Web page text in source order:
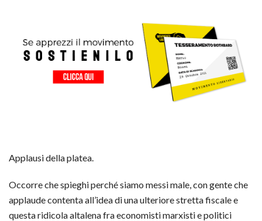
Applausi della platea.
Occorre che spieghi perché siamo messi male, con gente che
applaude contenta all’idea di una ulteriore stretta fiscale e
questa ridicola altalena fra economisti marxisti e politici